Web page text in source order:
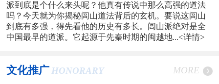
派到底是个什么来头呢？他真有传说中那么高强的道法
吗？今天就为你揭秘闾山道法背后的玄机。要说这闾山
到底有多强，得先看他的历史有多长。闾山派绝对是全
中国最早的道派。它起源于先秦时期的闽越地...<详情>
文化推广 HONORARY MORE